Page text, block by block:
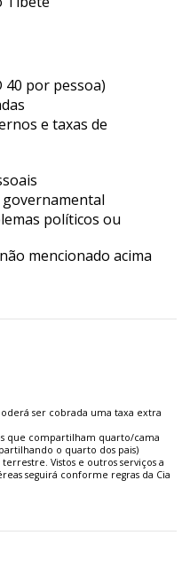
40 por pessoa)
e taxas de
políticos ou
mencionado acima
ser cobrada uma taxa extra
que compartilham quarto/cama
o quarto dos pais)
Vistos e outros serviços a
seguirá conforme regras da Cia